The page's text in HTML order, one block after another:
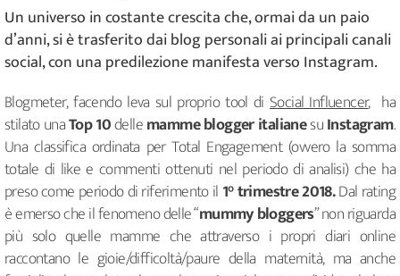
Un universo in costante crescita che, ormai da un paio
d’anni, si è trasferito dai blog personali ai principali canali
social, con una predilezione manifesta verso Instagram.
Blogmeter, facendo leva sul proprio tool di Social Influencer, ha
stilato unaTop 10dellemamme blogger italianesuInstagram.
Una classifica ordinata per Total Engagement (ovvero la somma
totale di like e commenti ottenuti nel periodo di analisi) che ha
preso come periodo di riferimento il 1° trimestre 2018.Dal rating
è emerso che il fenomeno delle “mummy bloggers” non riguarda
più solo quelle mamme che attraverso i propri diari online
raccontano le gioie/difficoltà/paure della maternità, ma anche